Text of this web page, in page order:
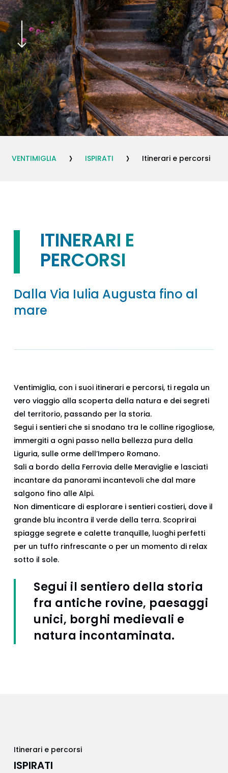
Navigate to the next section
VENTIMIGLIA › ISPIRATI › Itinerari e percorsi
ITINERARI E
PERCORSI
Dalla Via Iulia Augusta fino al
mare
Ventimiglia, con i suoi itinerari e percorsi, ti regala un
vero viaggio alla scoperta della natura e dei segreti
del territorio, passando per la storia.
Segui i sentieri che si snodano tra le colline rigogliose,
immergiti a ogni passo nella bellezza pura della
Liguria, sulle orme dell’Impero Romano.
Sali a bordo della Ferrovia delle Meraviglie e lasciati
incantare da panorami incantevoli che dal mare
salgono fino alle Alpi.
Non dimenticare di esplorare i sentieri costieri, dove il
grande blu incontra il verde della terra. Scoprirai
spiagge segrete e calette tranquille, luoghi perfetti
per un tuffo rinfrescante o per un momento di relax
sotto il sole.
Segui il sentiero della storia
fra antiche rovine, paesaggi
unici, borghi medievali e
natura incontaminata.
Itinerari e percorsi
ISPIRATI